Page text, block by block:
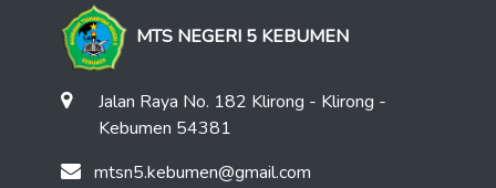
MTS NEGERI 5 KEBUMEN
Jalan Raya No. 182 Klirong - Klirong -
Kebumen 54381
mtsn5.kebumen@gmail.com